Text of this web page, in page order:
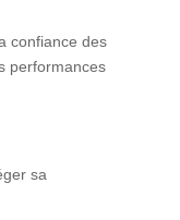
confiance des
performances
sa